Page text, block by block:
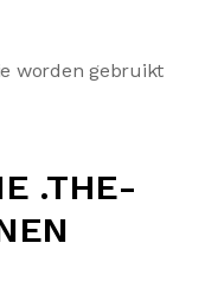
worden gebruikt
.THE-